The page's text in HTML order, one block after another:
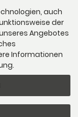
auch
der
Angebotes
Informationen